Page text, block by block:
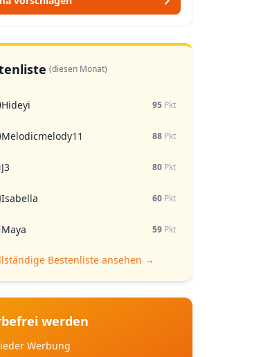
(diesen Monat)
Hideyi 95 Pkt
Melodicmelody11 88 Pkt
J3 80 Pkt
Isabella 60 Pkt
Maya 59 Pkt
Bestenliste ansehen →
werden
Werbung